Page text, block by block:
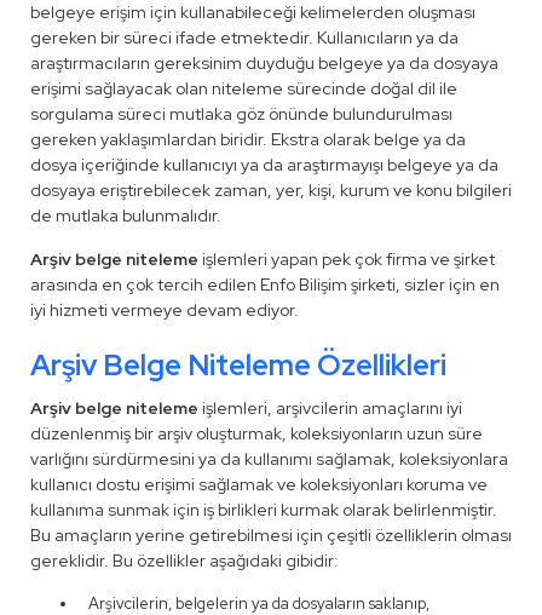
belgeye erişim için kullanabileceği kelimelerden oluşması
gereken bir süreci ifade etmektedir. Kullanıcıların ya da
araştırmacıların gereksinim duyduğu belgeye ya da dosyaya
erişimi sağlayacak olan niteleme sürecinde doğal dil ile
sorgulama süreci mutlaka göz önünde bulundurulması
gereken yaklaşımlardan biridir. Ekstra olarak belge ya da
dosya içeriğinde kullanıcıyı ya da araştırmayışı belgeye ya da
dosyaya eriştirebilecek zaman, yer, kişi, kurum ve konu bilgileri
de mutlaka bulunmalıdır.
Arşiv belge niteleme işlemleri yapan pek çok firma ve şirket
arasında en çok tercih edilen Enfo Bilişim şirketi, sizler için en
iyi hizmeti vermeye devam ediyor.
Arşiv Belge Niteleme Özellikleri
Arşiv belge niteleme işlemleri, arşivcilerin amaçlarını iyi
düzenlenmiş bir arşiv oluşturmak, koleksiyonların uzun süre
varlığını sürdürmesini ya da kullanımı sağlamak, koleksiyonlara
kullanıcı dostu erişimi sağlamak ve koleksiyonları koruma ve
kullanıma sunmak için iş birlikleri kurmak olarak belirlenmiştir.
Bu amaçların yerine getirebilmesi için çeşitli özelliklerin olması
gereklidir. Bu özellikler aşağıdaki gibidir:
Arşivcilerin, belgelerin ya da dosyaların saklanıp,